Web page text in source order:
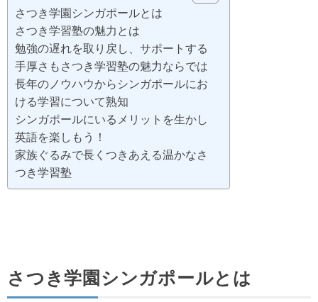
さつき学園シンガポールとは
さつき学習塾の魅力とは
勉強の遅れを取り戻し、サポートする
手厚さもさつき学習塾の魅力ならでは
長年のノウハウからシンガポールにお
ける学習について熟知
シンガポールにいるメリットを生かし
英語を楽しもう！
家族ぐるみで長くつきあえる温かなさ
つき学習塾
さつき学園シンガポールとは